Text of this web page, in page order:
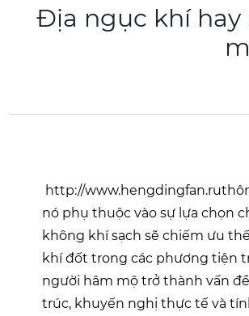
Địa ngục khí hay
http://www.hengdingfan.ru
nó phụ thuộc vào sự lựa chọn
không khí sạch sẽ chiếm ưu
khí đốt trong các phương tiện
người hâm mộ trở thành vấn
trúc, khuyến nghị thực tế và